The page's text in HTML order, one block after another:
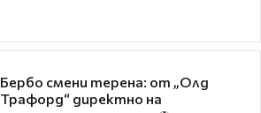
Бербо смени терена: от „Олд
Трафорд“ директно на